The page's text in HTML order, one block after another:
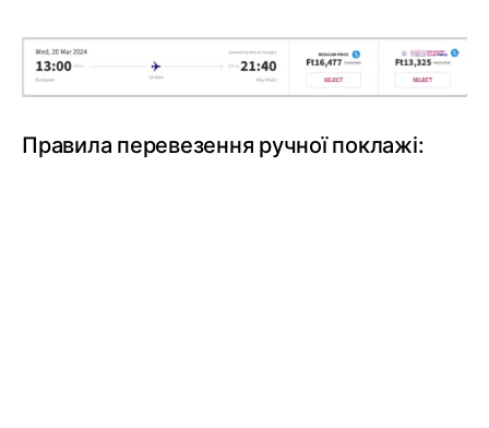
Правила перевезення ручної поклажі: